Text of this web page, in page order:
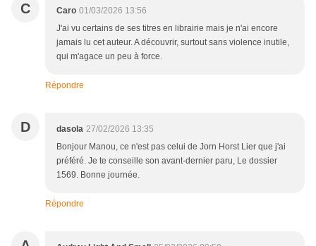
C Caro 01/03/2026 13:56
J'ai vu certains de ses titres en librairie mais je n'ai encore
jamais lu cet auteur. A découvrir, surtout sans violence inutile,
qui m'agace un peu à force.
Répondre
D dasola 27/02/2026 13:35
Bonjour Manou, ce n'est pas celui de Jorn Horst Lier que j'ai
préféré. Je te conseille son avant-dernier paru, Le dossier
1569. Bonne journée.
Répondre